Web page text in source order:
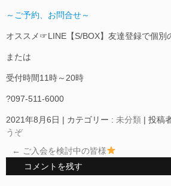
～ご予約、お問合せ～
オススメ☞LINE【S/BOX】友達登録で個別
または
受付時間11時～20時
?097-511-6000
2021年8月6日 | カテゴリー : 未分類 | 投稿
うぞ
← ご入会を検討中の皆様
コメントを残す